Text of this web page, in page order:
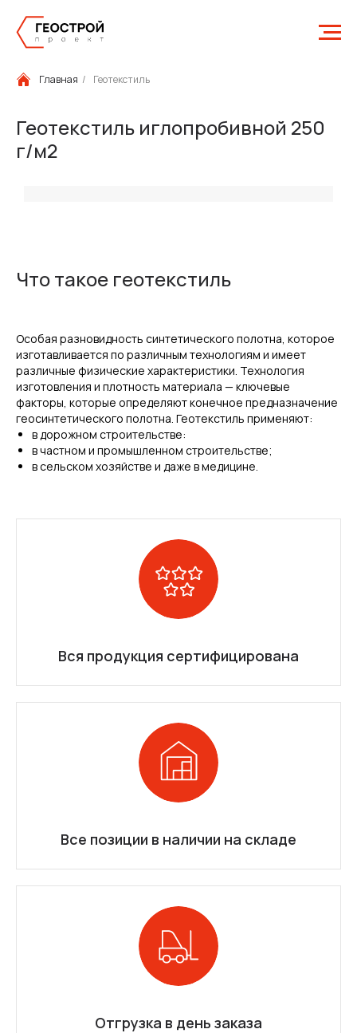
Главная / Геотекстиль
Геотекстиль иглопробивной 250
г/м2
Что такое геотекстиль
Особая разновидность синтетического полотна, которое
изготавливается по различным технологиям и имеет
различные физические характеристики. Технология
изготовления и плотность материала — ключевые
факторы, которые определяют конечное предназначение
геосинтетического полотна. Геотекстиль применяют:
в дорожном строительстве:
в частном и промышленном строительстве;
в сельском хозяйстве и даже в медицине.
Вся продукция сертифицирована
Все позиции в наличии на складе
Отгрузка в день заказа